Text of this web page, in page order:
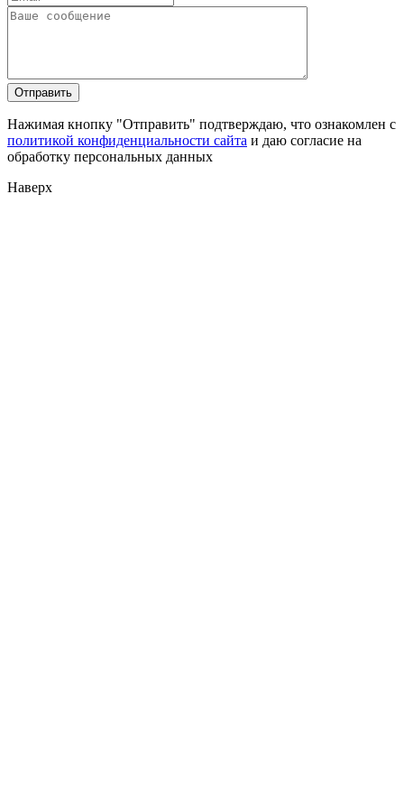
Нажимая кнопку "Отправить" подтверждаю, что ознакомлен с
политикой конфиденциальности сайта и даю согласие на
обработку персональных данных
Наверх